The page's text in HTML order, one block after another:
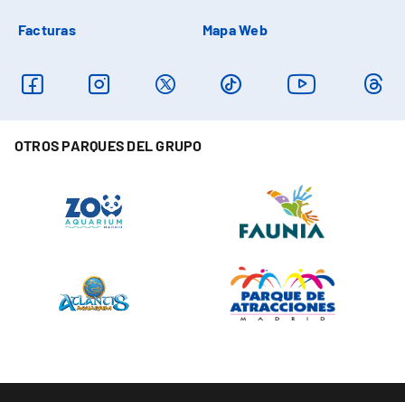
Facturas Mapa Web
OTROS PARQUES DEL GRUPO